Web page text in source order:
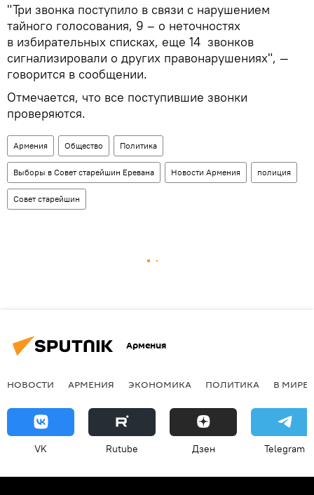
"Три звонка поступило в связи с нарушением
тайного голосования, 9 – о неточностях
в избирательных списках, еще 14 звонков
сигнализировали о других правонарушениях", —
говорится в сообщении.
Отмечается, что все поступившие звонки
проверяются.
Армения Общество Политика
Выборы в Совет старейшин Еревана Новости Армения полиция
Совет старейшин
Армения
НОВОСТИ АРМЕНИЯ ЭКОНОМИКА ПОЛИТИКА В МИРЕ
VK Rutube Дзен Telegram